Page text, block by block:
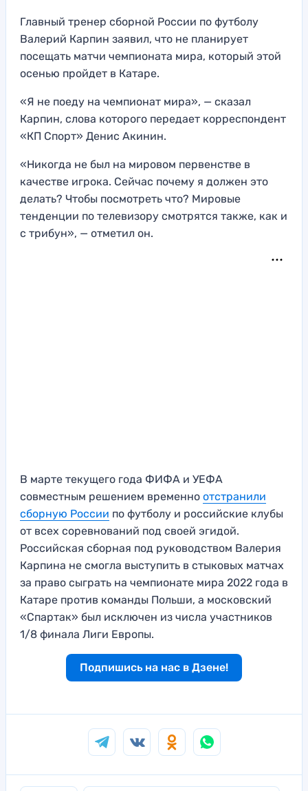
Главный тренер сборной России по футболу
Валерий Карпин заявил, что не планирует
посещать матчи чемпионата мира, который этой
осенью пройдет в Катаре.
«Я не поеду на чемпионат мира», — сказал
Карпин, слова которого передает корреспондент
«КП Спорт» Денис Акинин.
«Никогда не был на мировом первенстве в
качестве игрока. Сейчас почему я должен это
делать? Чтобы посмотреть что? Мировые
тенденции по телевизору смотрятся также, как и
с трибун», — отметил он.
В марте текущего года ФИФА и УЕФА
совместным решением временно отстранили
сборную России по футболу и российские клубы
от всех соревнований под своей эгидой.
Российская сборная под руководством Валерия
Карпина не смогла выступить в стыковых матчах
за право сыграть на чемпионате мира 2022 года в
Катаре против команды Польши, а московский
«Спартак» был исключен из числа участников
1/8 финала Лиги Европы.
Подпишись на нас в Дзене!